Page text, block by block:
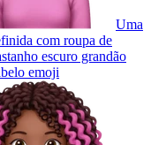
Uma
com roupa de
escuro grandão
emoji